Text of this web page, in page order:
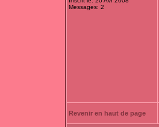
Messages: 2
Revenir en haut de page